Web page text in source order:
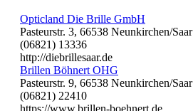
Opticland Die Brille GmbH
Pasteurstr. 3, 66538 Neunkirchen/Saar
(06821) 13336
http://diebrillesaar.de
Brillen Böhnert OHG
Pasteurstr. 9, 66538 Neunkirchen/Saar
(06821) 22410
https://www.brillen-boehnert.de